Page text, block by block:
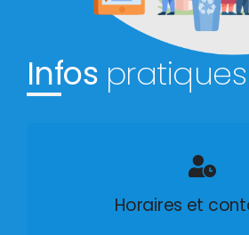
Infos pratiques
Horaires et